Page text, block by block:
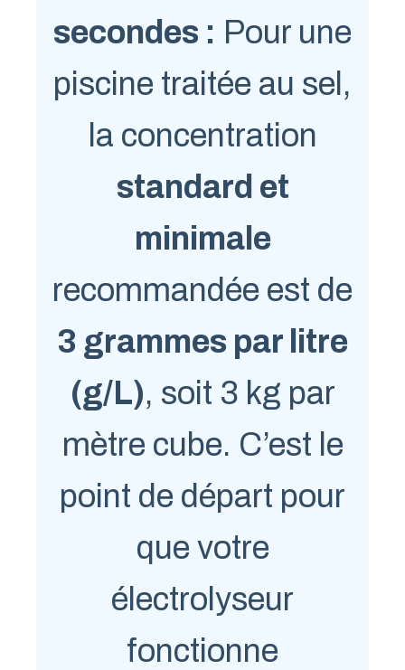
secondes : Pour une
piscine traitée au sel,
la concentration
standard et
minimale
recommandée est de
3 grammes par litre
(g/L), soit 3 kg par
mètre cube. C’est le
point de départ pour
que votre
électrolyseur
fonctionne